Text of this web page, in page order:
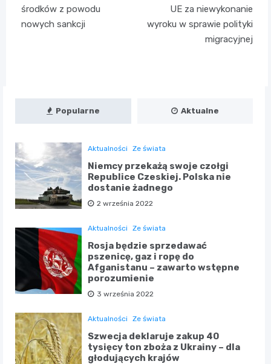
środków z powodu
nowych sankcji
UE za niewykonanie
wyroku w sprawie polityki
migracyjnej
Popularne Aktualne
Aktualności Ze świata
Niemcy przekażą swoje czołgi
Republice Czeskiej. Polska nie
dostanie żadnego
2 września 2022
Aktualności Ze świata
Rosja będzie sprzedawać
pszenicę, gaz i ropę do
Afganistanu – zawarto wstępne
porozumienie
3 września 2022
Aktualności Ze świata
Szwecja deklaruje zakup 40
tysięcy ton zboża z Ukrainy – dla
głodujących krajów